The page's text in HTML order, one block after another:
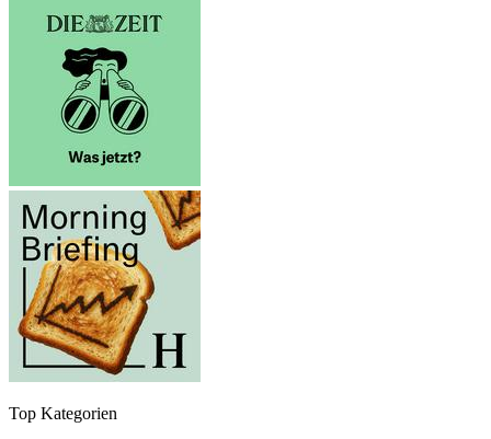
Top Kategorien